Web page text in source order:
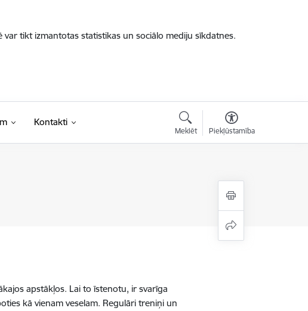
tikt izmantotas statistikas un sociālo mediju sīkdatnes.
Kontakti
Meklēt Piekļūstamība
apstākļos. Lai to īstenotu, ir svarīga
kā vienam veselam. Regulāri treniņi un